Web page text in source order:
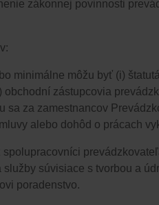
zákonnej povinnosti
minimálne môžu byť​​ (i)​​
obchodní zástupcovia
sa za zamestnancov
alebo dohôd o prácach
súvisiace s tvorbou a
poradenstvo.